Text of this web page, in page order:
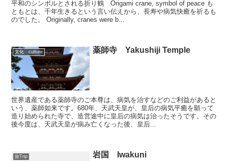
平和のシンボルとされる折り鶴 Origami crane, symbol of peace も
ともとは、千年生きるという言い伝えから、長寿や病気快癒を祈るも
のでした。 Originally, cranes were b...
文化 culture 薬師寺 Yakushiji Temple
世界遺産である薬師寺のご本尊は、病気を治すなどのご利益があると
いう、薬師如来です。680年、天武天皇が、皇后の病気平癒を願って
造り始められた寺で、造営途中に皇后の病気は治ったそうです。その
後今度は、天武天皇が病み亡くなった後、皇后...
旅Trip 岩国 Iwakuni